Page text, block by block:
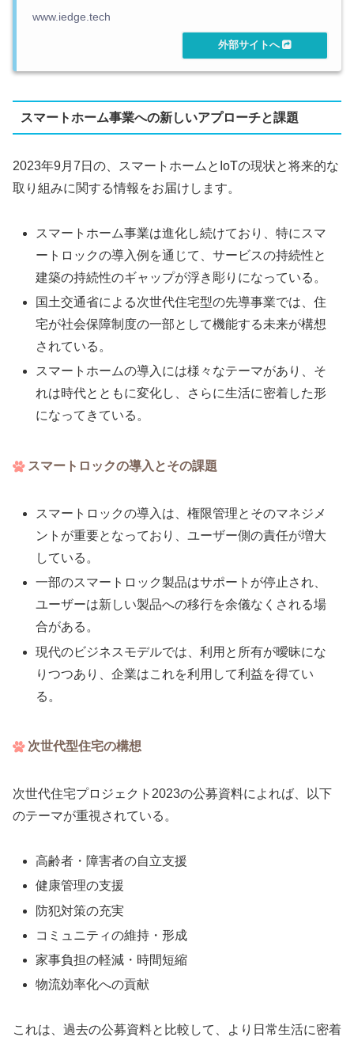
www.iedge.tech
スマートホーム事業への新しいアプローチと課題
2023年9月7日の、スマートホームとIoTの現状と将来的な
取り組みに関する情報をお届けします。
スマートホーム事業は進化し続けており、特にスマ
ートロックの導入例を通じて、サービスの持続性と
建築の持続性のギャップが浮き彫りになっている。
国土交通省による次世代住宅型の先導事業では、住
宅が社会保障制度の一部として機能する未来が構想
されている。
スマートホームの導入には様々なテーマがあり、そ
れは時代とともに変化し、さらに生活に密着した形
になってきている。
スマートロックの導入とその課題
スマートロックの導入は、権限管理とそのマネジメ
ントが重要となっており、ユーザー側の責任が増大
している。
一部のスマートロック製品はサポートが停止され、
ユーザーは新しい製品への移行を余儀なくされる場
合がある。
現代のビジネスモデルでは、利用と所有が曖昧にな
りつつあり、企業はこれを利用して利益を得てい
る。
次世代型住宅の構想
次世代住宅プロジェクト2023の公募資料によれば、以下
のテーマが重視されている。
高齢者・障害者の自立支援
健康管理の支援
防犯対策の充実
コミュニティの維持・形成
家事負担の軽減・時間短縮
物流効率化への貢献
これは、過去の公募資料と比較して、より日常生活に密着